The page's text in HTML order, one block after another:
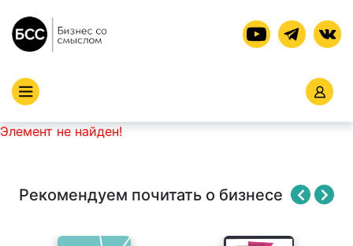
Элемент не найден!
Рекомендуем почитать о бизнесе